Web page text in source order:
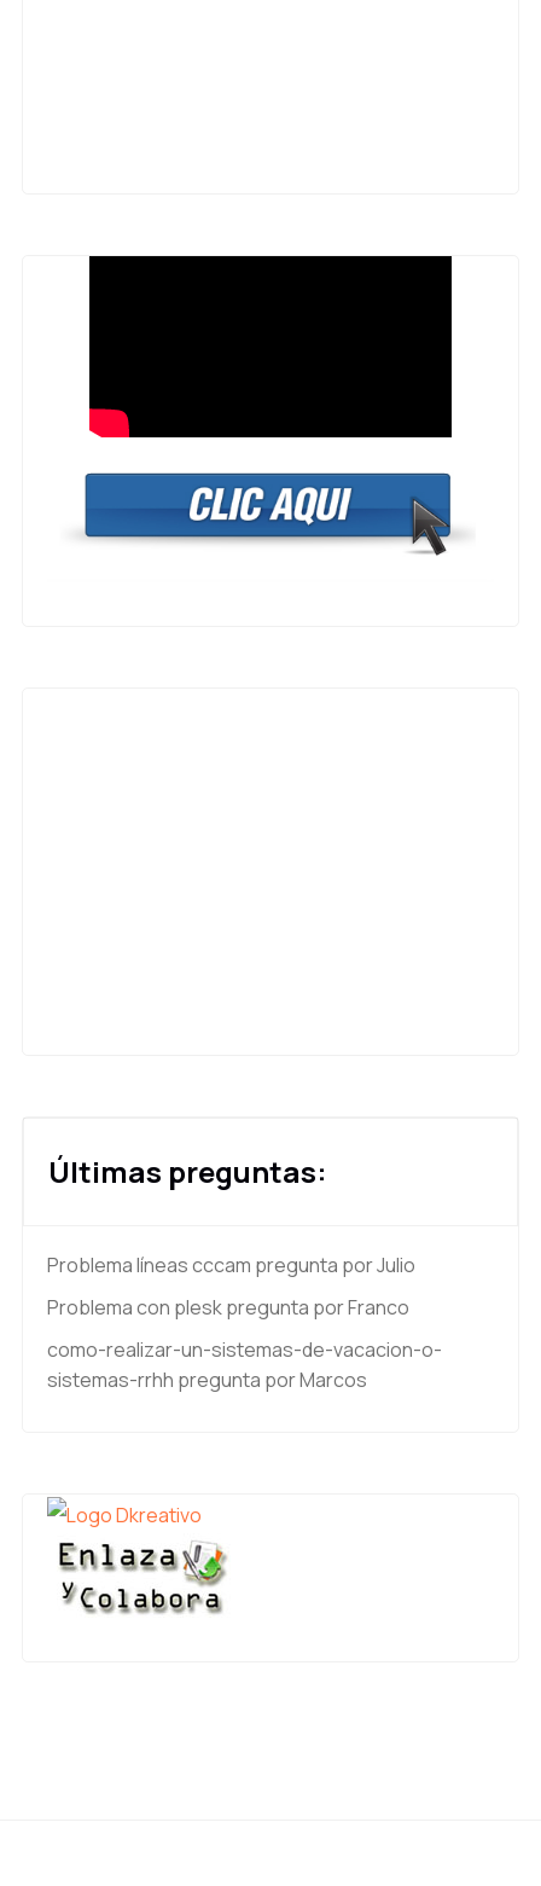
Últimas preguntas:
Problema líneas cccam pregunta por Julio
Problema con pleskpregunta por Franco
como-realizar-un-sistemas-de-vacacion-o-
sistemas-rrhh pregunta por Marcos